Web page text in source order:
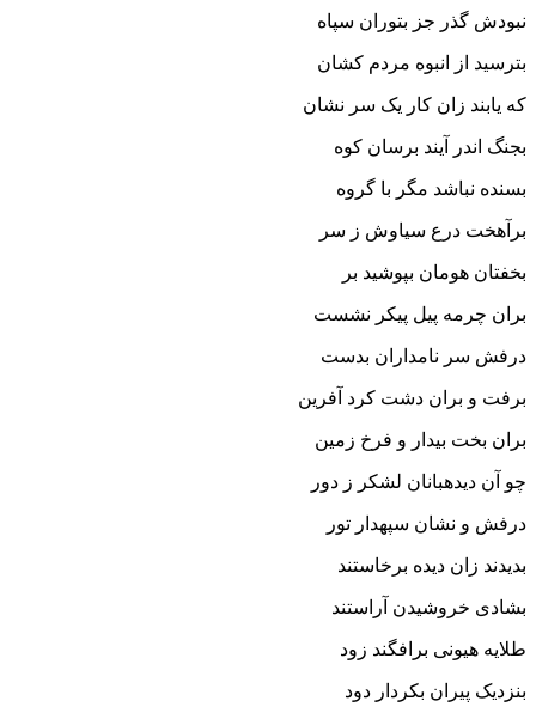
نبودش گذر جز بتوران سپاه‏
بترسید از انبوه مردم کشان
که یابند زان کار یک سر نشان‏
بجنگ اندر آیند برسان کوه
بسنده نباشد مگر با گروه‏
برآهخت درع سیاوش ز سر
بخفتان هومان بپوشید بر
بران چرمه پیل پیکر نشست
درفش سر نامداران بدست‏
برفت و بران دشت کرد آفرین
بران بخت بیدار و فرخ زمین‏
چو آن دیده‏بانان لشکر ز دور
درفش و نشان سپهدار تور
بدیدند زان دیده برخاستند
بشادى خروشیدن آراستند
طلایه هیونى برافگند زود
بنزدیک پیران بکردار دود